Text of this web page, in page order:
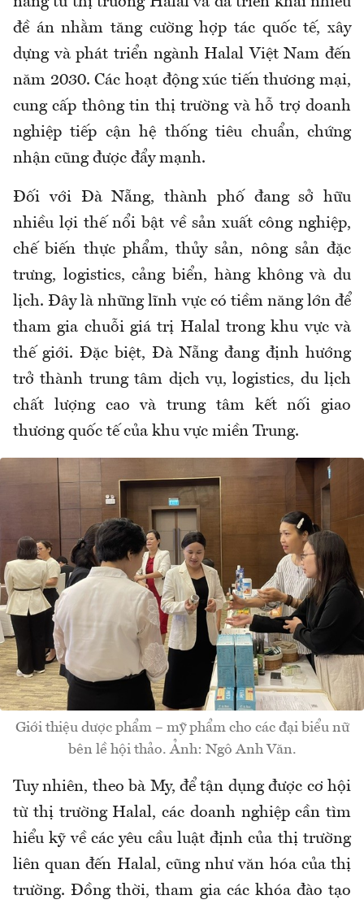
đề án nhằm tăng cường hợp tác quốc tế, xây
dựng và phát triển ngành Halal Việt Nam đến
năm 2030. Các hoạt động xúc tiến thương mại,
cung cấp thông tin thị trường và hỗ trợ doanh
nghiệp tiếp cận hệ thống tiêu chuẩn, chứng
nhận cũng được đẩy mạnh.
Đối với Đà Nẵng, thành phố đang sở hữu
nhiều lợi thế nổi bật về sản xuất công nghiệp,
chế biến thực phẩm, thủy sản, nông sản đặc
trưng, logistics, cảng biển, hàng không và du
lịch. Đây là những lĩnh vực có tiềm năng lớn để
tham gia chuỗi giá trị Halal trong khu vực và
thế giới. Đặc biệt, Đà Nẵng đang định hướng
trở thành trung tâm dịch vụ, logistics, du lịch
chất lượng cao và trung tâm kết nối giao
thương quốc tế của khu vực miền Trung.
Giới thiệu dược phẩm – mỹ phẩm cho các đại biểu nữ
bên lề hội thảo. Ảnh: Ngô Anh Văn.
Tuy nhiên, theo bà My, để tận dụng được cơ hội
từ thị trường Halal, các doanh nghiệp cần tìm
hiểu kỹ về các yêu cầu luật định của thị trường
liên quan đến Halal, cũng như văn hóa của thị
trường. Đồng thời, tham gia các khóa đào tạo